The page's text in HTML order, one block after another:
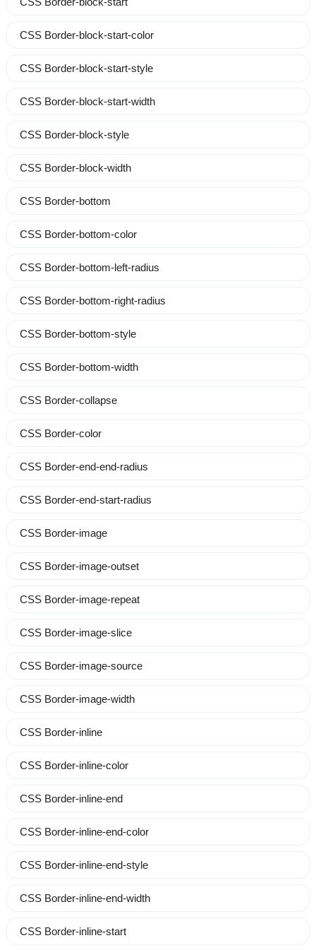
CSS Border-block-start-color
CSS Border-block-start-style
CSS Border-block-start-width
CSS Border-block-style
CSS Border-block-width
CSS Border-bottom
CSS Border-bottom-color
CSS Border-bottom-left-radius
CSS Border-bottom-right-radius
CSS Border-bottom-style
CSS Border-bottom-width
CSS Border-collapse
CSS Border-color
CSS Border-end-end-radius
CSS Border-end-start-radius
CSS Border-image
CSS Border-image-outset
CSS Border-image-repeat
CSS Border-image-slice
CSS Border-image-source
CSS Border-image-width
CSS Border-inline
CSS Border-inline-color
CSS Border-inline-end
CSS Border-inline-end-color
CSS Border-inline-end-style
CSS Border-inline-end-width
CSS Border-inline-start